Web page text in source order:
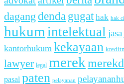
dagang denda gugat hak hak
hukum intelektual jasa
kantorhukum kekayaan
lawyer legal merek
pasal paten pelayanan